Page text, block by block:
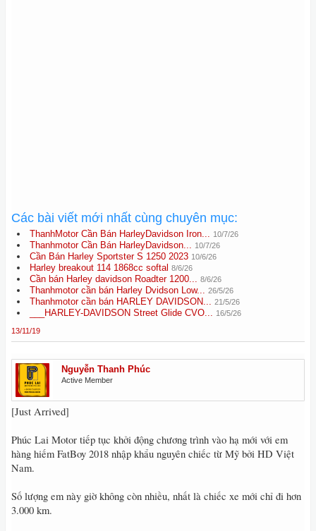
Các bài viết mới nhất cùng chuyên mục:
ThanhMotor Cần Bán HarleyDavidson Iron... 10/7/26
Thanhmotor Cần Bán HarleyDavidson... 10/7/26
Cần Bán Harley Sportster S 1250 2023 10/6/26
Harley breakout 114 1868cc softal 8/6/26
Cần bán Harley davidson Roadter 1200... 8/6/26
Thanhmotor cần bán Harley Dvidson Low... 26/5/26
Thanhmotor cần bán HARLEY DAVIDSON... 21/5/26
___HARLEY-DAVIDSON Street Glide CVO... 16/5/26
13/11/19
Nguyễn Thanh Phúc
Active Member
[Just Arrived]
Phúc Lai Motor tiếp tục khởi động chương trình vào hạ mới với em
hàng hiếm FatBoy 2018 nhập khẩu nguyên chiếc từ Mỹ bởi HD Việt
Nam.
Số lượng em này giờ không còn nhiều, nhất là chiếc xe mới chỉ đi hơn
3.000 km.